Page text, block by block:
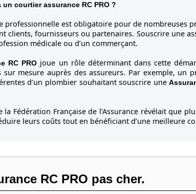
courtier assurance RC PRO ?
professionnelle est obligatoire pour de nombreuses
clients, fournisseurs ou partenaires. Souscrire une
médicale ou d’un commerçant.
RC PRO joue un rôle déterminant dans cette
sur mesure auprès des assureurs. Par exemple, un
d’un plombier souhaitant souscrire une
la Fédération Française de l’Assurance révélait que
leurs coûts tout en bénéficiant d’une meilleure
RC PRO pas cher.